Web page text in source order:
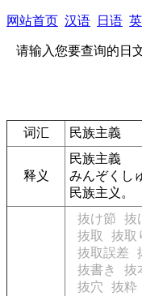
网站首页 汉语 日语
请输入您要查询的日
词汇 民族主義
释义
民族主義
みんぞくし
民族主义。
抜け節 抜
抜取
抜取
抜取誤差
抜書き
抜
抜穴
抜粋